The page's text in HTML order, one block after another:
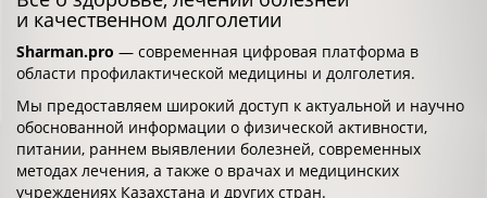
и качественном долголетии
Sharman.pro — современная цифровая платформа в
области профилактической медицины и долголетия.
Мы предоставляем широкий доступ к актуальной и научно
обоснованной информации о физической активности,
питании, раннем выявлении болезней, современных
методах лечения, а также о врачах и медицинских
учреждениях Казахстана и других стран.